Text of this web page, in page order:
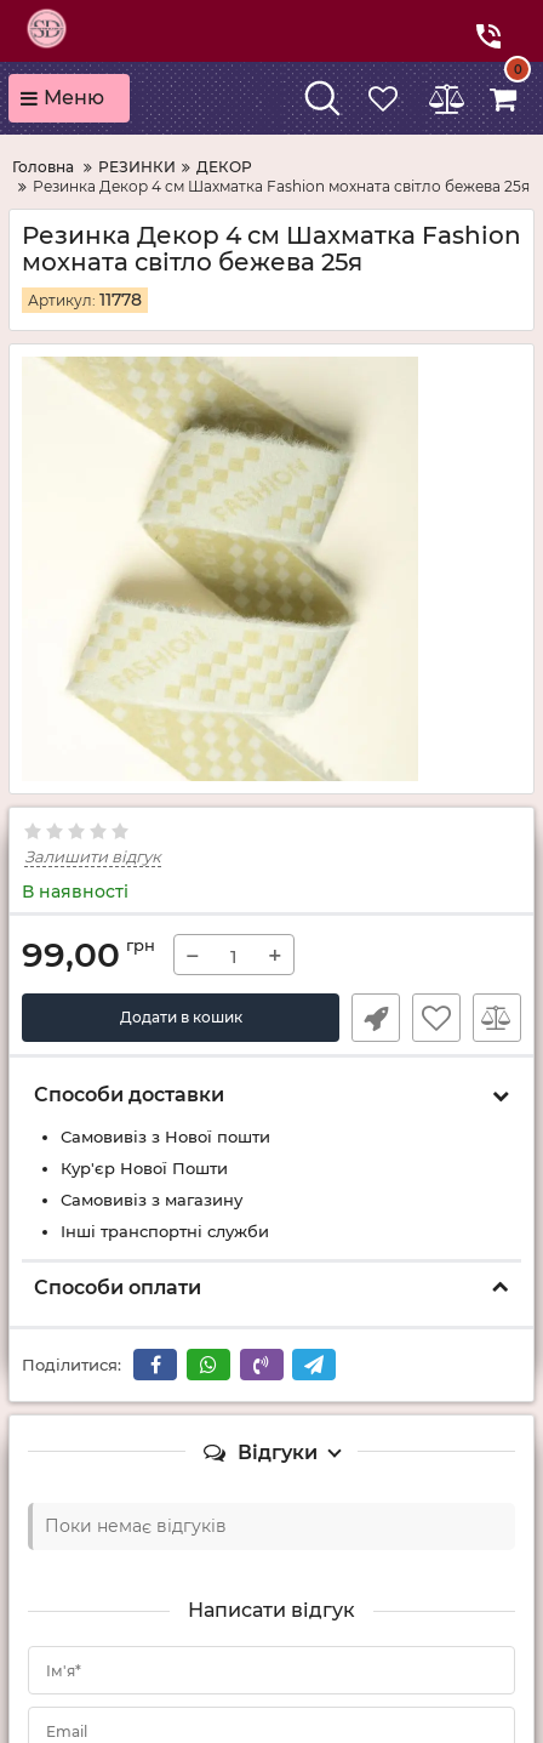
Меню
0
Головна РЕЗИНКИ
ДЕКОР
Резинка Декор 4 см Шахматка Fashion мохната світло бежева 25я
Резинка Декор 4 см Шахматка Fashion
мохната світло бежева 25я
Артикул: 11778
Залишити відгук
В наявності
99,00 грн − +
Додати в кошик
Способи доставки
Самовивіз з Нової пошти
Кур'єр Нової Пошти
Самовивіз з магазину
Інші транспортні служби
Способи оплати
Поділитися:
Відгуки
Поки немає відгуків
Написати відгук
Ім'я*
Email